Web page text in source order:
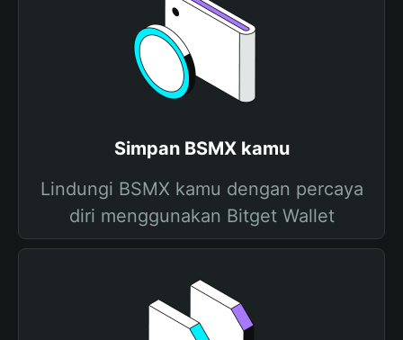
Simpan BSMX kamu
Lindungi BSMX kamu dengan percaya
diri menggunakan Bitget Wallet